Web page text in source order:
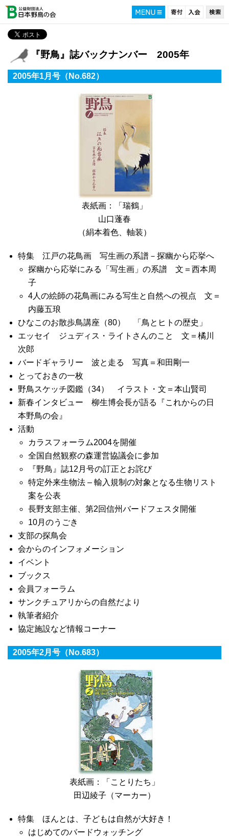
『野鳥』誌バックナンバー 2005年
2005年1月号（No.682）
表紙画：「瑞鶴」
山口蓬春
（絹本着色、軸装）
特集 江戸の花鳥画 写生画の系譜－探幽から応挙へ
探幽から応挙にみる「写生画」の系譜 文＝西本周
子
4人の絵師の花鳥画にみる写生と自然への視点 文＝
内藤五琅
ひなこのお散歩鳥講座（80） 「鳥とヒトの歴史」
エッセイ ジュディス・ライトさんのこと 文＝橘川
次郎
バードギャラリー 波と走る 写真＝和田剛一
とっておきの一枚
野鳥スケッチ図鑑（34） イラスト・文＝本山賢司
新春インタビュー 柳生博会長が語る『これからの日
本野鳥の会』
活動
カラスフォーラム2004を開催
全国自然観察の森運営協議会に参加
『野鳥』誌12月号の訂正とお詫び
特定外来生物法 – 輸入規制の対象となる生物リスト
案を公表
長野支部主催、第2回信州バードフェスタ開催
10月のうごき
支部の探鳥会
会からのインフォメーション
イベント
ブックス
会員フォーラム
サンクチュアリからの自然だより
執筆者紹介
協定施設など情報コーナー
2005年2月号（No.683）
表紙画：「ことりたち」
田辺綾子（マーカー）
特集 ほんとは、子どもは自然が大好き！
はじめてのバードウォッチング